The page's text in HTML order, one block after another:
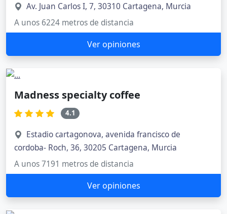
Av. Juan Carlos I, 7, 30310 Cartagena, Murcia
A unos 6224 metros de distancia
Ver opiniones
Madness specialty coffee
4.1
Estadio cartagonova, avenida francisco de
cordoba- Roch, 36, 30205 Cartagena, Murcia
A unos 7191 metros de distancia
Ver opiniones